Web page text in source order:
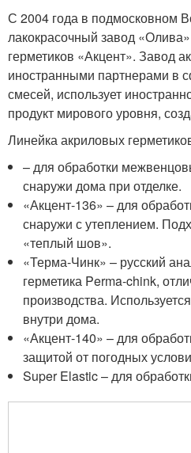
С 2004 года в подмосковном
лакокрасочный завод
герметиков «Акцент». Завод
иностранными партнерами в
смесей, использует
продукт мирового уровня,
Линейка акриловых
– для обработки
снаружи дома при отделке.
«Акцент-136» – для
снаружи с утеплением.
«теплый шов».
«Терма-Чинк» – русский
герметика Perma-chink,
производства.
внутри дома.
«Акцент-140» – для
защитой от погодных
Super Elastic – для